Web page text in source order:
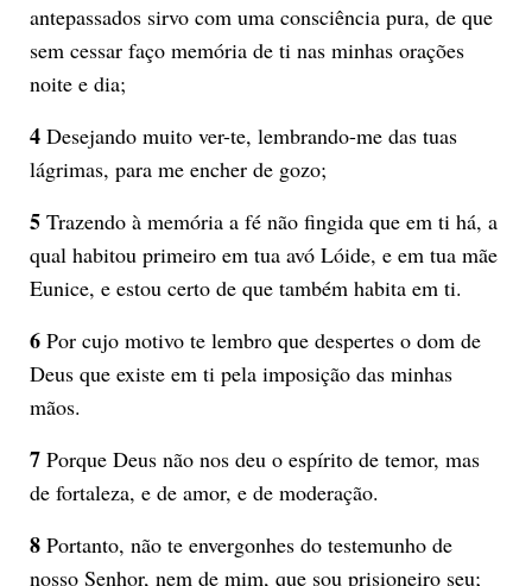
antepassados sirvo com uma consciência pura, de que
sem cessar faço memória de ti nas minhas orações
noite e dia;
4Desejando muito ver-te, lembrando-me das tuas
lágrimas, para me encher de gozo;
5Trazendo à memória a fé não fingida que em ti há, a
qual habitou primeiro em tua avó Lóide, e em tua mãe
Eunice, e estou certo de que também habita em ti.
6Por cujo motivo te lembro que despertes o dom de
Deus que existe em ti pela imposição das minhas
mãos.
7Porque Deus não nos deu o espírito de temor, mas
de fortaleza, e de amor, e de moderação.
8Portanto, não te envergonhes do testemunho de
nosso Senhor, nem de mim, que sou prisioneiro seu;